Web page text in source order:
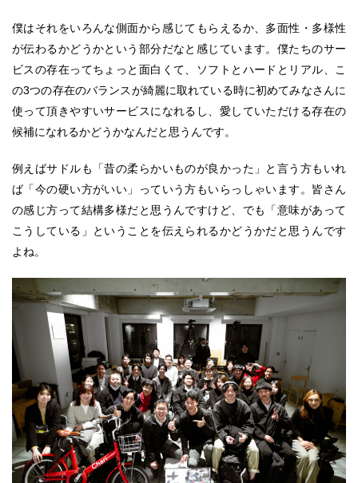
僕はそれをいろんな側面から感じてもらえるか、多面性・多様性
が伝わるかどうかという部分だなと感じています。僕たちのサー
ビスの存在ってちょっと面白くて、ソフトとハードとリアル、こ
の3つの存在のバランスが綺麗に取れている時に初めてみなさんに
使って頂きやすいサービスになれるし、愛していただける存在の
候補になれるかどうかなんだと思うんです。
例えばサドルも「昔の柔らかいものが良かった」と言う方もいれ
ば「今の硬い方がいい」っていう方もいらっしゃいます。皆さん
の感じ方って結構多様だと思うんですけど、でも「意味があって
こうしている」ということを伝えられるかどうかだと思うんです
よね。